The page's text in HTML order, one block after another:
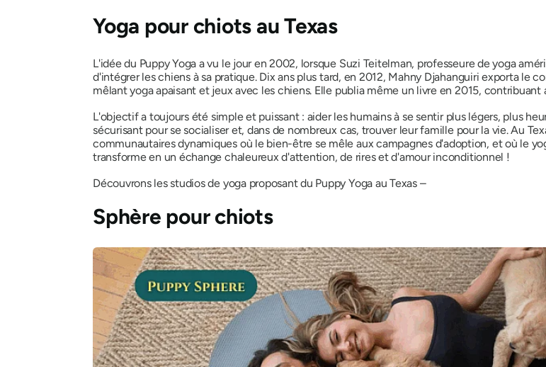
Yoga pour chiots au Texas
L'idée du Puppy Yoga a vu le jour en 2002, lorsque Suzi Teitelman, professeure de yoga
d'intégrer les chiens à sa pratique. Dix ans plus tard, en 2012, Mahny Djahanguiri exporta le
mêlant yoga apaisant et jeux avec les chiens. Elle publia même un livre en 2015, contribuant
L'objectif a toujours été simple et puissant : aider les humains à se sentir plus légers, plus
sécurisant pour se socialiser et, dans de nombreux cas, trouver leur famille pour la vie. Au
communautaires dynamiques où le bien-être se mêle aux campagnes d'adoption, et où le
transforme en un échange chaleureux d'attention, de rires et d'amour inconditionnel !
Découvrons les studios de yoga proposant du Puppy Yoga au Texas –
Sphère pour chiots